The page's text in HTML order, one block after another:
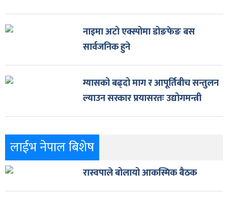
नाइमा अटो एक्स्पोमा डोङफेङ बस
सार्वजनिक हुने
ग्यासको बढ्दो माग र आपूर्तिबीच सन्तुलन
ल्याउन सरकार प्रयासरतः उद्योगमन्त्री
लाईभ नेपाल बिशेष
रास्वपाले बोलायो आकस्मिक बैठक